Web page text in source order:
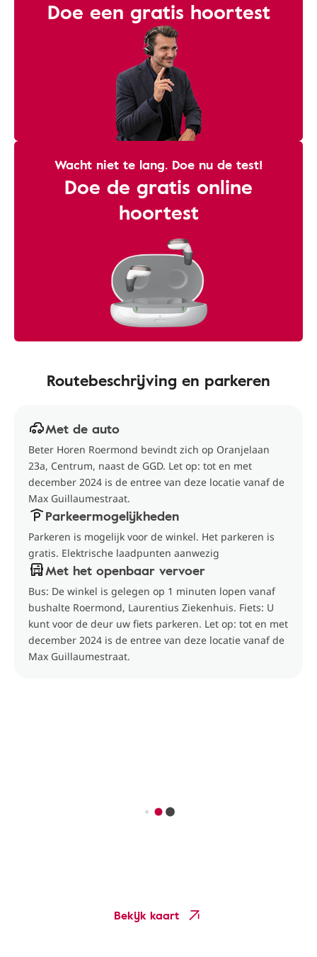
Doe een gratis hoortest
Wacht niet te lang. Doe nu de test!
Doe de gratis online
hoortest
Routebeschrijving en parkeren
Met de auto
Beter Horen Roermond bevindt zich op Oranjelaan
23a, Centrum, naast de GGD. Let op: tot en met
december 2024 is de entree van deze locatie vanaf de
Max Guillaumestraat.
Parkeermogelijkheden
Parkeren is mogelijk voor de winkel. Het parkeren is
gratis. Elektrische laadpunten aanwezig
Met het openbaar vervoer
Bus: De winkel is gelegen op 1 minuten lopen vanaf
bushalte Roermond, Laurentius Ziekenhuis. Fiets: U
kunt voor de deur uw fiets parkeren. Let op: tot en met
december 2024 is de entree van deze locatie vanaf de
Max Guillaumestraat.
Bekijk kaart